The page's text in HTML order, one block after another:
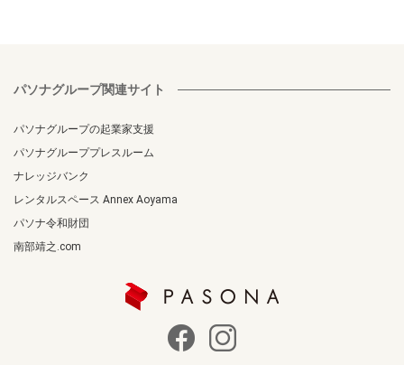
パソナグループ関連サイト
パソナグループの起業家支援
パソナグループプレスルーム
ナレッジバンク
レンタルスペース Annex Aoyama
パソナ令和財団
南部靖之.com